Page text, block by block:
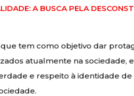
A BUSCA PELA
tem como objetivo dar
atualmente na sociedade,
e respeito à identidade